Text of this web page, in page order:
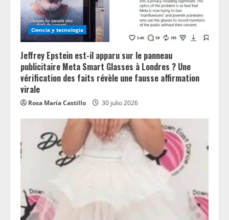
Ciencia y tecnologia
Jeffrey Epstein est-il apparu sur le panneau
publicitaire Meta Smart Glasses à Londres ? Une
vérification des faits révèle une fausse affirmation
virale
Rosa María Castillo 30 julio 2026